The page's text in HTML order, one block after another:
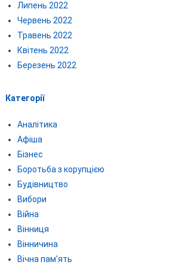
Липень 2022
Червень 2022
Травень 2022
Квітень 2022
Березень 2022
Категорії
Аналітика
Афіша
Бізнес
Боротьба з корупцією
Будівництво
Вибори
Війна
Вінниця
Вінничина
Вічна пам'ять